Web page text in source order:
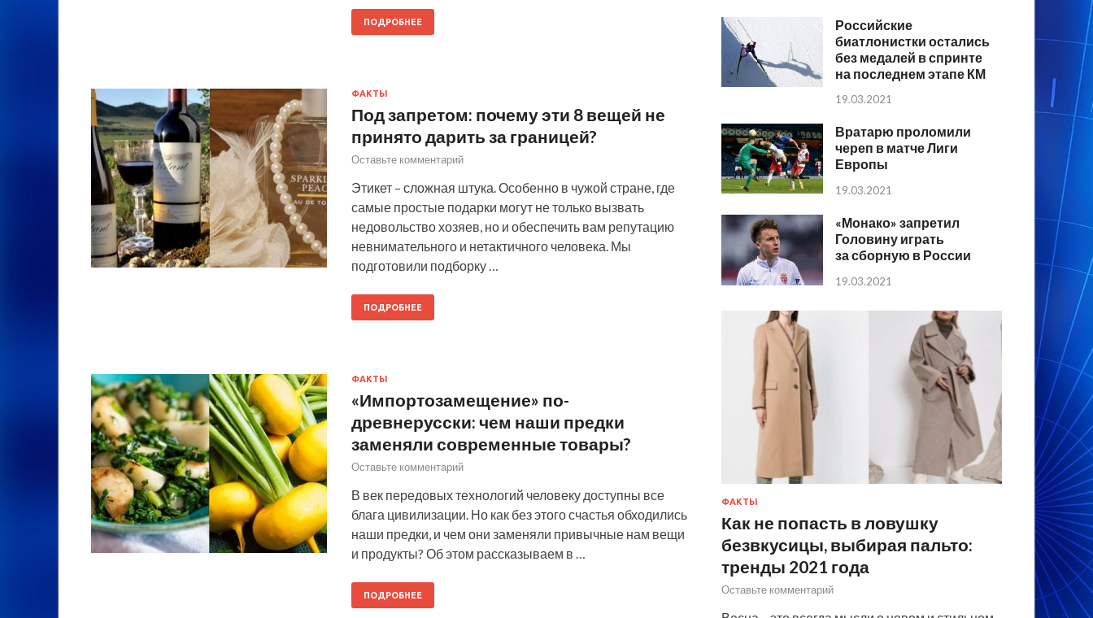
ПОДРОБНЕЕ
ФАКТЫ
Под запретом: почему эти 8 вещей не
принято дарить за границей?
Оставьте комментарий
Этикет – сложная штука. Особенно в чужой стране, где
самые простые подарки могут не только вызвать
недовольство хозяев, но и обеспечить вам репутацию
невнимательного и нетактичного человека. Мы
подготовили подборку …
ПОДРОБНЕЕ
ФАКТЫ
«Импортозамещение» по-
древнерусски: чем наши предки
заменяли современные товары?
Оставьте комментарий
В век передовых технологий человеку доступны все
блага цивилизации. Но как без этого счастья обходились
наши предки, и чем они заменяли привычные нам вещи
и продукты? Об этом рассказываем в …
ПОДРОБНЕЕ
Российские
биатлонистки остались
без медалей в спринте
на последнем этапе КМ
19.03.2021
Вратарю проломили
череп в матче Лиги
Европы
19.03.2021
«Монако» запретил
Головину играть
за сборную в России
19.03.2021
ФАКТЫ
Как не попасть в ловушку
безвкусицы, выбирая пальто:
тренды 2021 года
Оставьте комментарий